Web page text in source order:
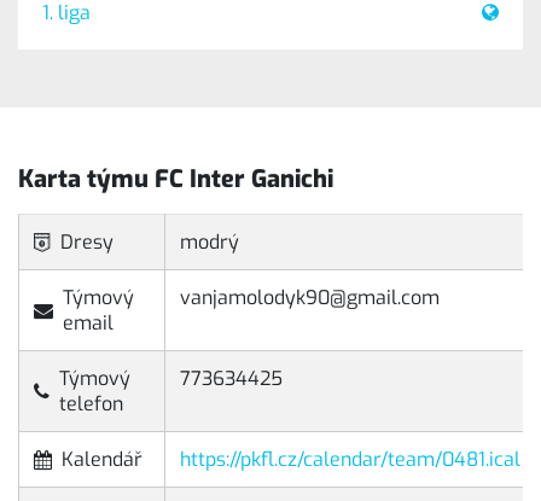
1. liga
Karta týmu FC Inter Ganichi
Dresy modrý
Týmový
email
vanjamolodyk90@gmail.com
Týmový
telefon
773634425
Kalendář https://pkfl.cz/calendar/team/0481.ical